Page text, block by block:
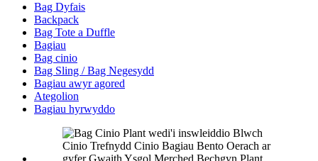
Bag Dyfais
Backpack
Bag Tote a Duffle
Bagiau
Bag cinio
Bag Sling / Bag Negesydd
Bagiau awyr agored
Ategolion
Bagiau hyrwyddo